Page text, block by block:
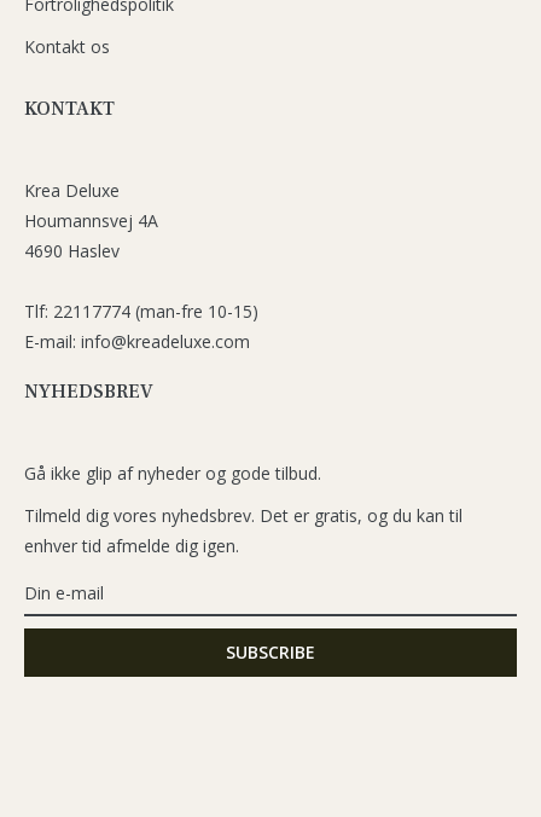
Kontakt os
KONTAKT
Krea Deluxe
Houmannsvej 4A
4690 Haslev
Tlf: 22117774 (man-fre 10-15)
E-mail: info@kreadeluxe.com
NYHEDSBREV
Gå ikke glip af nyheder og gode tilbud.
Tilmeld dig vores nyhedsbrev. Det er gratis, og du kan til
enhver tid afmelde dig igen.